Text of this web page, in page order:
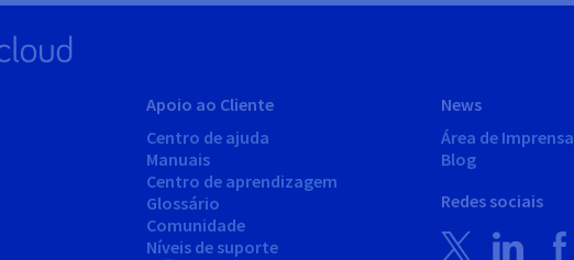
Apoio ao Cliente
Centro de ajuda
Manuais
Centro de aprendizagem
Glossário
Comunidade
Níveis de suporte
News
Área de Imprensa
Blog
Redes sociais